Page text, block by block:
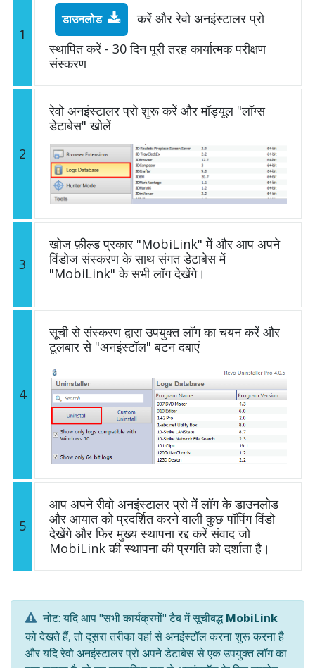
1
डाउनलोड
करें और रेवो अनइंस्टालर प्रो
स्थापित करें - 30 दिन पूरी तरह कार्यात्मक परीक्षण
संस्करण
2
रेवो अनइंस्टालर प्रो शुरू करें और मॉड्यूल "लॉग्स
डेटाबेस" खोलें
3
खोज फ़ील्ड प्रकार "MobiLink" में और आप अपने
विंडोज संस्करण के साथ संगत डेटाबेस में
"MobiLink" के सभी लॉग देखेंगे।
4
सूची से संस्करण द्वारा उपयुक्त लॉग का चयन करें और
टूलबार से "अनइंस्टॉल" बटन दबाएं
5
आप अपने रीवो अनइंस्टालर प्रो में लॉग के डाउनलोड
और आयात को प्रदर्शित करने वाली कुछ पॉपिंग विंडो
देखेंगे और फिर मुख्य स्थापना रद्द करें संवाद जो
MobiLink की स्थापना की प्रगति को दर्शाता है।
नोट: यदि आप "सभी कार्यक्रमों" टैब में सूचीबद्धMobiLink
को देखते हैं, तो दूसरा तरीका वहां से अनइंस्टॉल करना शुरू करना है
और यदि रेवो अनइंस्टालर प्रो अपने डेटाबेस से एक उपयुक्त लॉग का